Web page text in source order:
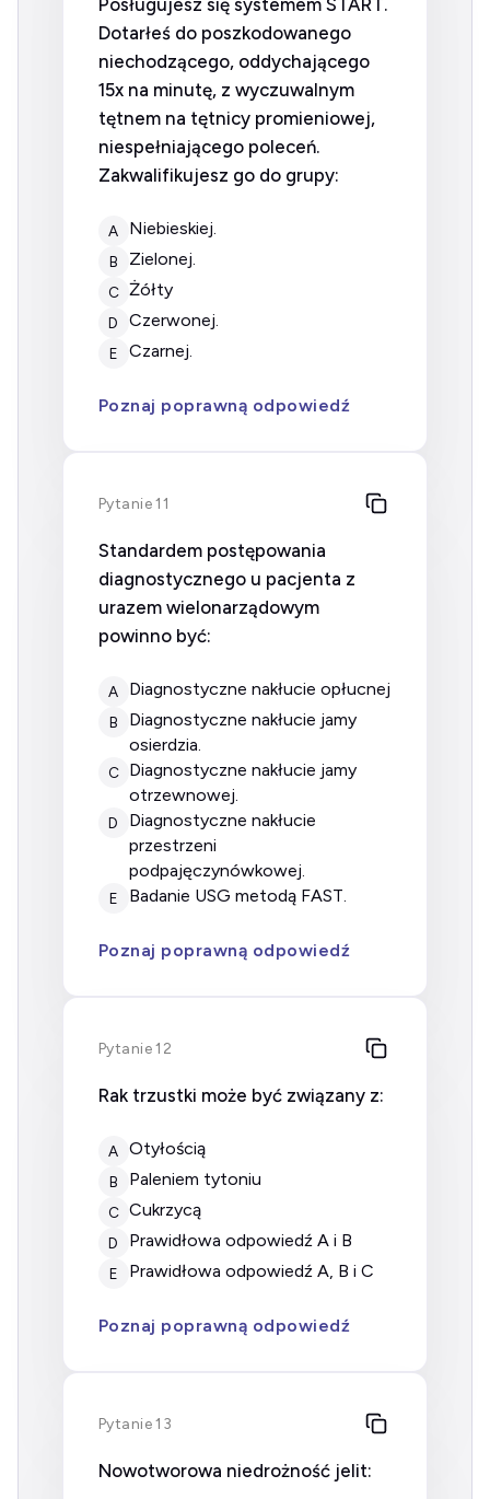
Posługujesz się systemem START.
Dotarłeś do poszkodowanego
niechodzącego, oddychającego
15x na minutę, z wyczuwalnym
tętnem na tętnicy promieniowej,
niespełniającego poleceń.
Zakwalifikujesz go do grupy:
A niebieskiej.
B zielonej.
C Żółty
D czerwonej.
E czarnej.
Poznaj poprawną odpowiedź
Pytanie 11
Standardem postępowania
diagnostycznego u pacjenta z
urazem wielonarządowym
powinno być:
A diagnostyczne nakłucie opłucnej
B
diagnostyczne nakłucie jamy
osierdzia.
C
diagnostyczne nakłucie jamy
otrzewnowej.
D
diagnostyczne nakłucie
przestrzeni
podpajęczynówkowej.
E badanie USG metodą FAST.
Poznaj poprawną odpowiedź
Pytanie 12
Rak trzustki może być związany z:
A otyłością
B paleniem tytoniu
C cukrzycą
D prawidłowa odpowiedź A i B
E prawidłowa odpowiedź A, B i C
Poznaj poprawną odpowiedź
Pytanie 13
Nowotworowa niedrożność jelit: